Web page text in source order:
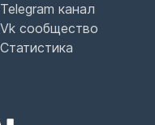
Telegram канал
Vk сообщество
Статистика